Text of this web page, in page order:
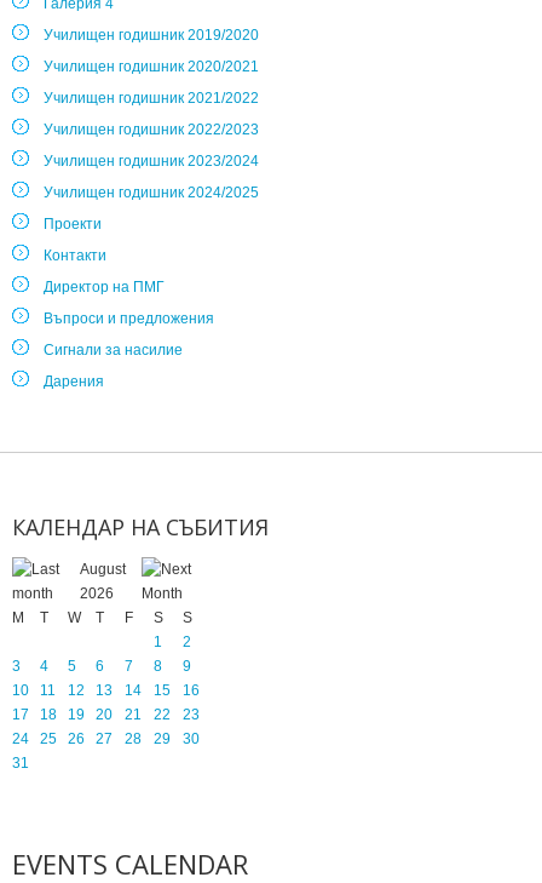
Галерия 4
Училищен годишник 2019/2020
Училищен годишник 2020/2021
Училищен годишник 2021/2022
Училищен годишник 2022/2023
Училищен годишник 2023/2024
Училищен годишник 2024/2025
Проекти
Контакти
Директор на ПМГ
Въпроси и предложения
Сигнали за насилие
Дарения
КАЛЕНДАР НА СЪБИТИЯ
August
2026
M
T W T F S
S
1
2
3
4 5 6 7 8
9
10
11 12 13 14 15
16
17
18 19 20 21 22
23
24
25 26 27 28 29
30
31
EVENTS CALENDAR